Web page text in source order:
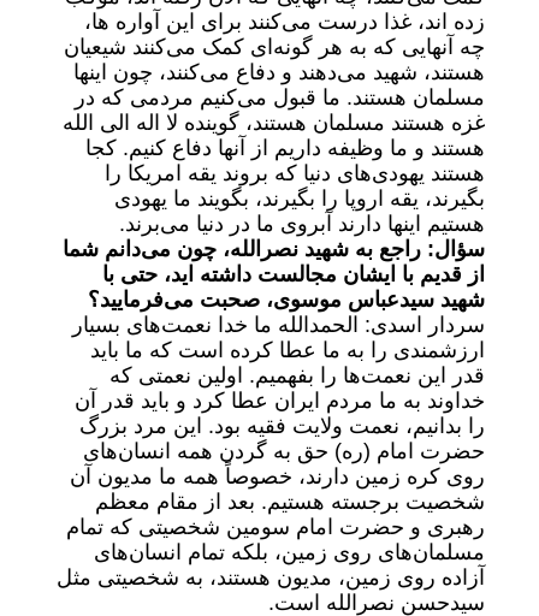
زده اند، غذا درست می‌کنند برای این آواره ها،
چه آنهایی که به هر گونه‌ای کمک می‌کنند شیعیان
هستند، شهید می‌دهند و دفاع می‌کنند، چون اینها
مسلمان هستند. ما قبول می‌کنیم مردمی که در
غزه هستند مسلمان هستند، گوینده لا اله الی الله
هستند و ما وظیفه داریم از آنها دفاع کنیم. کجا
هستند یهودی‌های دنیا که بروند یقه امریکا را
بگیرند، یقه اروپا را بگیرند، بگویند ما یهودی
هستیم اینها دارند آبروی ما در دنیا می‌برند.
سؤال: راجع به شهید نصرالله، چون می‌دانم شما
از قدیم با ایشان مجالست داشته اید، حتی با
شهید سیدعباس موسوی، صحبت می‌فرمایید؟
سردار اسدی: الحمدالله ما خدا نعمت‌های بسیار
ارزشمندی را به ما عطا کرده است که ما باید
قدر این نعمت‌ها را بفهمیم. اولین نعمتی که
خداوند به ما مردم ایران عطا کرد و باید قدر آن
را بدانیم، نعمت ولایت فقیه بود. این مرد بزرگ
حضرت امام (ره) حق به گردن همه انسان‌های
روی کره زمین دارند، خصوصاً همه ما مدیون آن
شخصیت برجسته هستیم. بعد از مقام معظم
رهبری و حضرت امام سومین شخصیتی که تمام
مسلمان‌های روی زمین، بلکه تمام انسان‌های
آزاده روی زمین، مدیون هستند، به شخصیتی مثل
سیدحسن نصرالله است.